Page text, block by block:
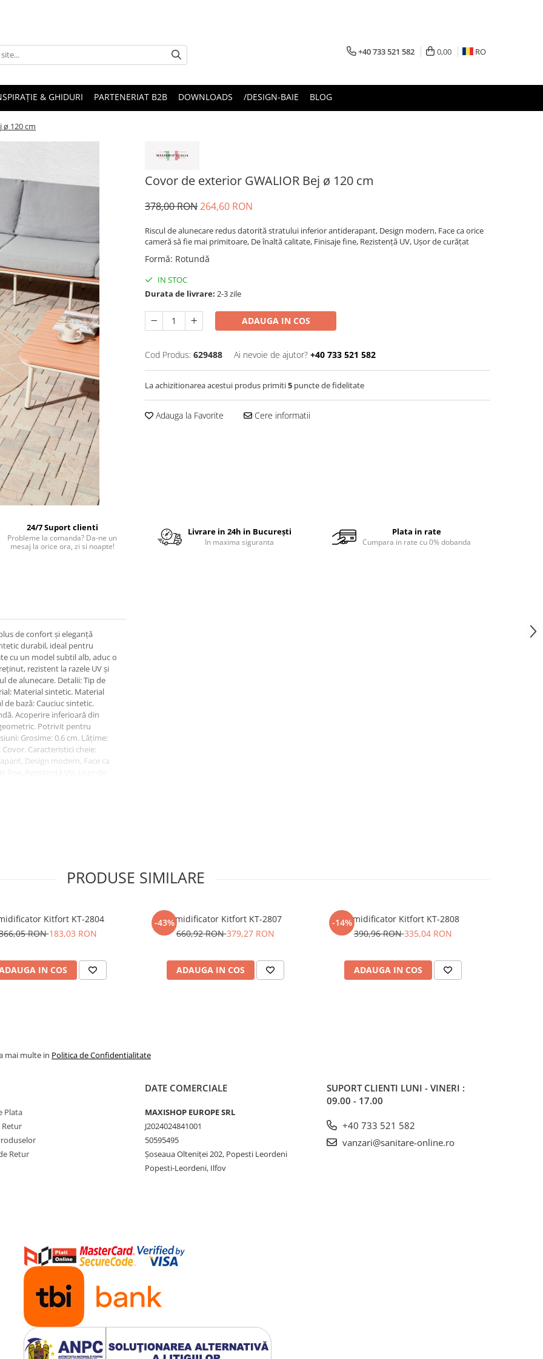
+40 733 521 582 0,00 RO
& GHIDURI PARTENERIAT B2B DOWNLOADS /DESIGN-BAIE BLOG
ø 120 cm
Covor de exterior GWALIOR Bej ø 120 cm
378,00 RON264,60 RON
Riscul de alunecare redus datorită stratului inferior antiderapant, Design modern, Face ca orice
cameră să fie mai primitoare, De înaltă calitate, Finisaje fine, Rezistență UV, Ușor de curățat
Formă: Rotundă
IN STOC
Durata de livrare: 2-3 zile
ADAUGA IN COS
Cod Produs: 629488 Ai nevoie de ajutor? +40 733 521 582
La achizitionarea acestui produs primiti5 puncte de fidelitate
Adauga la Favorite Cere informatii
24/7 Suport clienti
Probleme la comanda? Da-ne un
mesaj la orice ora, zi si noapte!
Livrare in 24h in București
In maxima siguranta
Plata in rate
Cumpara in rate cu 0% dobanda
de confort și eleganță
durabil, ideal pentru
cu un model subtil alb, aduc o
rezistent la razele UV și
de alunecare. Detalii: Tip de
Material sintetic. Material
bază: Cauciuc sintetic.
Acoperire inferioară din
Potrivit pentru
Grosime: 0.6 cm. Lățime:
Caracteristici cheie:
Design modern, Face ca
După despachetare,
forma dorită. Vă
la o putere de
cu o cârpă umedă dinPRODUSE SIMILARE
Kitfort KT-2804
RON183,03 RON
IN COS
-43%Umidificator Kitfort KT-2807
660,92 RON379,27 RON
ADAUGA IN COS
-14%Umidificator Kitfort KT-2808
390,96 RON335,04 RON
ADAUGA IN COS
mai multe in Politica de Confidentialitate
Plata
Retur
Retur
DATE COMERCIALE
MAXISHOP EUROPE SRL
J2024024841001
50595495
Şoseaua Olteniţei 202, Popesti Leordeni
Popesti-Leordeni, Ilfov
SUPORT CLIENTI LUNI - VINERI :
09.00 - 17.00
+40 733 521 582
vanzari@sanitare-online.ro